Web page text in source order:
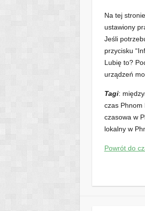
Na tej
ustawiony
Jeśli
przycisku
Lubię to?
urządzeń
Tagi:
czas Phnom
czasowa w
lokalny w
Powrót do